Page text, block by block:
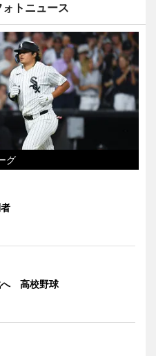
トニュース
グ
へ 高校野球